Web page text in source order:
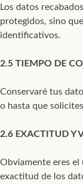
Los datos
protegidos, sino
identificativos.
2.5 TIEMPO DE
Conservaré tus
o hasta que
2.6 EXACTITUD Y
Obviamente eres el
exactitud de los